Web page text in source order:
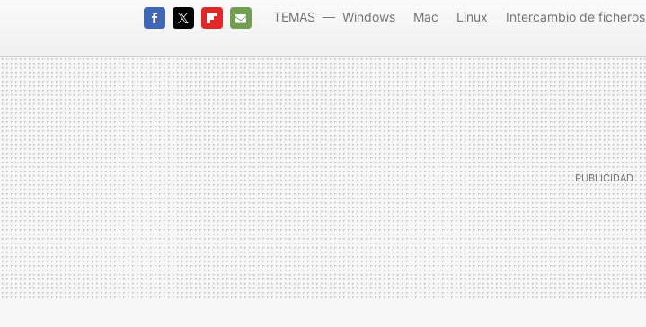
MAIL
TEMAS Windows Mac Linux Intercambio de ficheros